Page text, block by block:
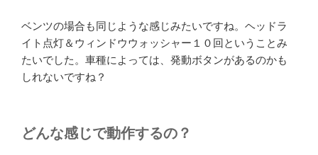
ベンツの場合も同じような感じみたいですね。ヘッドラ
イト点灯＆ウィンドウウォッシャー１０回ということみ
たいでした。車種によっては、発動ボタンがあるのかも
しれないですね？
どんな感じで動作するの？